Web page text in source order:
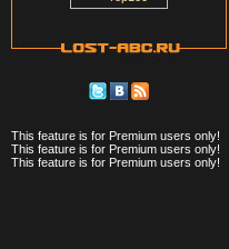
This feature is for Premium users only!
This feature is for Premium users only!
This feature is for Premium users only!